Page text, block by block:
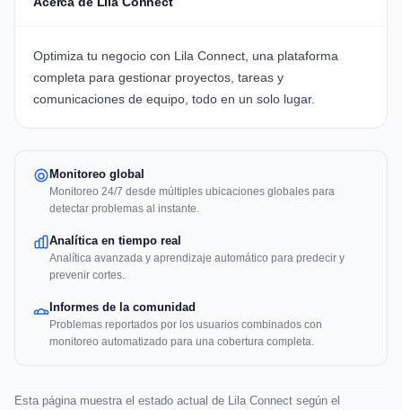
Optimiza tu negocio con Lila Connect, una plataforma
completa para gestionar proyectos, tareas y
comunicaciones de equipo, todo en un solo lugar.
Monitoreo global
Monitoreo 24/7 desde múltiples ubicaciones globales para
detectar problemas al instante.
Analítica en tiempo real
Analítica avanzada y aprendizaje automático para predecir y
prevenir cortes.
Informes de la comunidad
Problemas reportados por los usuarios combinados con
monitoreo automatizado para una cobertura completa.
Esta página muestra el estado actual de Lila Connect según el